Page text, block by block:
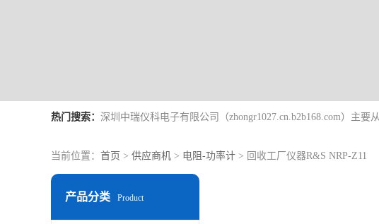
热门搜索：
当前位置： 首页 > 供应商机 > 电阻-功率计 > 回收工厂仪器R&S NRP-Z11
产品分类 Product